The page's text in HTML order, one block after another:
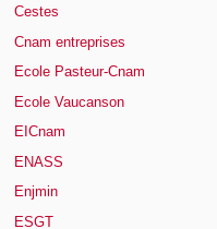
Cestes
Cnam entreprises
Ecole Pasteur-Cnam
Ecole Vaucanson
EICnam
ENASS
Enjmin
ESGT